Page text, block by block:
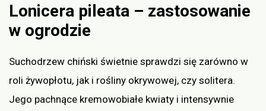
Lonicera pileata – zastosowanie
w ogrodzie
Suchodrzew chiński świetnie sprawdzi się zarówno w
roli żywopłotu, jak i rośliny okrywowej, czy solitera.
Jego pachnące kremowobiałe kwiaty i intensywnie